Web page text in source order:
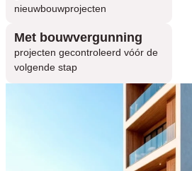
nieuwbouwprojecten
Met bouwvergunning
projecten gecontroleerd vóór de
volgende stap